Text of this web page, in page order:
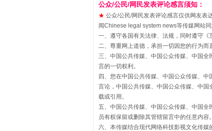
“刷贴”乱象丛生
公众/公民/网民发表评论感言须知：
★ 公众/公民/网民发表评论感言仅供网友
闻Chinese legal system news等传媒网站
一、遵守各国有关法律、法规，同时遵守《
二、尊重网上道德，承担一切因您的行为而
三、中国公共传媒、中国公众传媒、中国
言的一切权利。
四、您在中国公共传媒、中国公众传媒、
言论，中国公共传媒、中国公众传媒、中
载或引用。
五、中国公共传媒、中国公众传媒、中国
员有权保留或删除其管辖留言中的任意内容。
六、本传媒结合现代网络科技影视文化传